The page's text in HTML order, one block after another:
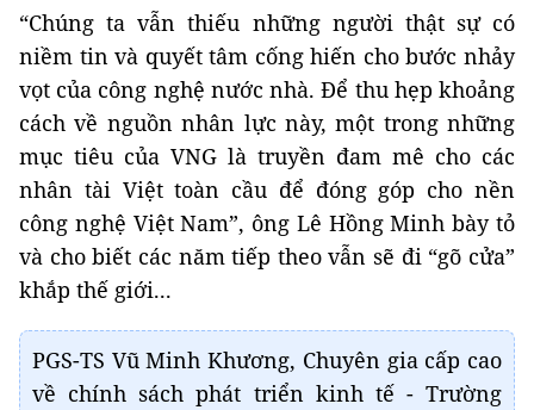
“Chúng ta vẫn thiếu những người thật sự có
niềm tin và quyết tâm cống hiến cho bước nhảy
vọt của công nghệ nước nhà. Để thu hẹp khoảng
cách về nguồn nhân lực này, một trong những
mục tiêu của VNG là truyền đam mê cho các
nhân tài Việt toàn cầu để đóng góp cho nền
công nghệ Việt Nam”, ông Lê Hồng Minh bày tỏ
và cho biết các năm tiếp theo vẫn sẽ đi “gõ cửa”
khắp thế giới...
PGS-TS Vũ Minh Khương, Chuyên gia cấp cao
về chính sách phát triển kinh tế - Trường